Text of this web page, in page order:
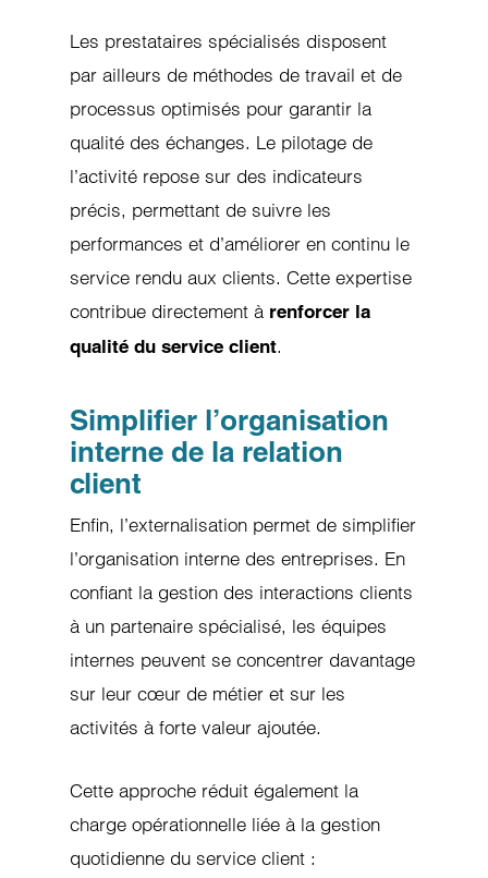
Les prestataires spécialisés disposent
par ailleurs de méthodes de travail et de
processus optimisés pour garantir la
qualité des échanges. Le pilotage de
l’activité repose sur des indicateurs
précis, permettant de suivre les
performances et d’améliorer en continu le
service rendu aux clients. Cette expertise
contribue directement à renforcer la
qualité du service client.
Simplifier l’organisation
interne de la relation
client
Enfin, l’externalisation permet de simplifier
l’organisation interne des entreprises. En
confiant la gestion des interactions clients
à un partenaire spécialisé, les équipes
internes peuvent se concentrer davantage
sur leur cœur de métier et sur les
activités à forte valeur ajoutée.
Cette approche réduit également la
charge opérationnelle liée à la gestion
quotidienne du service client :